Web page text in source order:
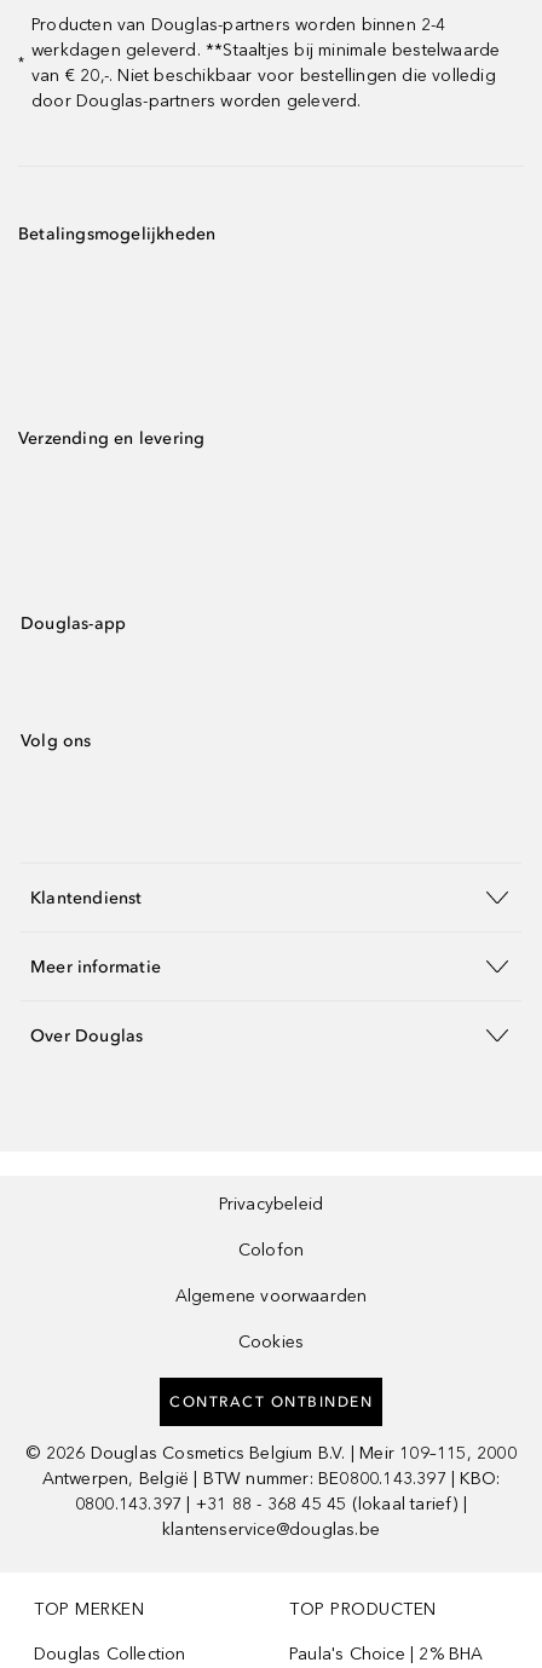
*
Producten van Douglas-partners worden binnen 2-4
werkdagen geleverd. **Staaltjes bij minimale bestelwaarde
van € 20,-. Niet beschikbaar voor bestellingen die volledig
door Douglas-partners worden geleverd.
Betalingsmogelijkheden
Verzending en levering
Douglas-app
Volg ons
Klantendienst
Meer informatie
Over Douglas
Privacybeleid
Colofon
Algemene voorwaarden
Cookies
CONTRACT ONTBINDEN
© 2026 Douglas Cosmetics Belgium B.V. | Meir 109–115, 2000
Antwerpen, België | BTW nummer: BE0800.143.397 | KBO:
0800.143.397 | +31 88 - 368 45 45 (lokaal tarief) |
klantenservice@douglas.be
TOP MERKEN
Douglas Collection
TOP PRODUCTEN
Paula's Choice | 2% BHA